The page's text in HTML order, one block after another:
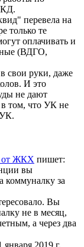
перевела на
только те
оплачивать и
(ВДГО,
свои руки, даже
И это
не дают
в том, что УК не
от ЖКХ пишет:
вы
коммуналку за
Вы
не в месяц,
а через два
2019 г.